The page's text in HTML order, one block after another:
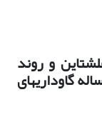
و روند
آن با استفاده از داده‌های 16 ساله گاوداری͏های